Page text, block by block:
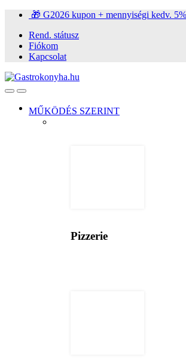
Ugrás
navigációhoz
Ugrás
tartalomra
🎁 G2026 kupon + mennyiségi kedv.
Rend. státusz
Fiókom
Kapcsolat
OpenClose
MŰKÖDÉS SZERINT
Pizzerie